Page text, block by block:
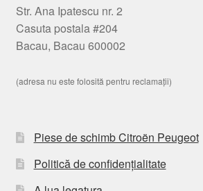
Str. Ana Ipatescu nr. 2
Casuta postala #204
Bacau, Bacau 600002
(adresa nu este folosită pentru reclamații)
Piese de schimb Citroën Peugeot
Politică de confidențialitate